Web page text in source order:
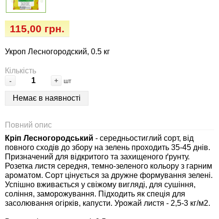
115,00 грн.
Укроп Лесногородский, 0.5 кг
Кількість
- + шт
Немає в наявності
Повний опис
Кріп Лесногородський - середньостиглий сорт, від
повного сходів до збору на зелень проходить 35-45 днів.
Призначений для відкритого та захищеного ґрунту.
Розетка листя середня, темно-зеленого кольору з гарним
ароматом. Сорт цінується за дружне формування зелені.
Успішно вживається у свіжому вигляді, для сушіння,
соління, заморожування. Підходить як спеція для
засолювання огірків, капусти. Урожай листя - 2,5-3 кг/м2.
Семена перца
Семена петрушки
Семена пряных трав
Семена редиса
Семена редьки
Семена салата
Семена свеклы
Семена сельдерея
Удобрения «Сударушка», «Рязаночка»
Удобрения «Чистый лист» кристаллические
Удобрения «Чистый лист» кристаллические
300 г
Удобрения «Чистый лист» Успех
Опрыскиватели
Горшки для цветов, кашпо
Перчатки
Тенты
Средства защиты от колорадского жука
Средства защиты от тараканов, прусаков,
клопов, блох, домашних и садовых муравьев
Средства защиты от комаров, москитов,
клещей, ос, мошек, слепней